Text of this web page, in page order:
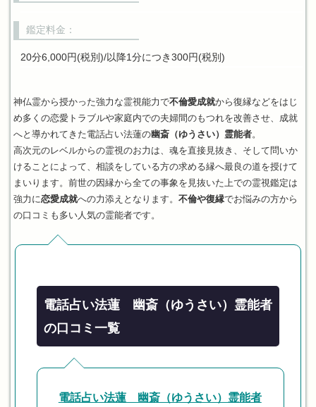
鑑定料金：
20分6,000円(税別)/以降1分につき300円(税別)
神仏霊から授かった強力な霊視能力で不倫愛成就から復縁などをはじ
め多くの恋愛トラブルや家庭内での夫婦間のもつれを改善させ、成就
へと導かれてきた電話占い法蓮の幽斎（ゆうさい）霊能者。
高次元のレベルからの霊視のお力は、魂を直接見抜き、そして問いか
けることによって、相談をしている方の求める縁へ最良の道を授けて
まいります。前世の因縁から全ての事象を見抜いた上での霊視鑑定は
強力に恋愛成就への力添えとなります。 不倫や復縁でお悩みの方から
の口コミも多い人気の霊能者です。
電話占い法蓮 幽斎（ゆうさい）霊能者
の口コミ一覧
電話占い法蓮 幽斎（ゆうさい）霊能者